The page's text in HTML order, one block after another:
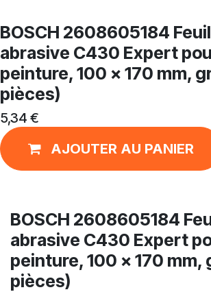
BOSCH 2608605184
abrasive C430 Expert
peinture, 100 x 170 mm,
pièces)
5,34 €
AJOUTER AU PANIER
BOSCH 2608605184
abrasive C430 Expert
peinture, 100 x 170 mm,
pièces)